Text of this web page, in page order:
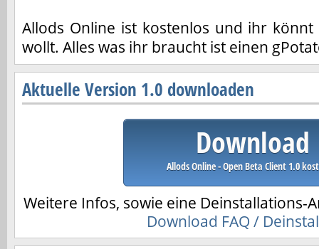
Allods Online ist kostenlos und ihr
wollt. Alles was ihr braucht ist einen
Aktuelle Version 1.0 downloaden
Download
Allods Online - Open Beta Client 1.0
Weitere Infos, sowie eine Deinstallations-
Download FAQ /